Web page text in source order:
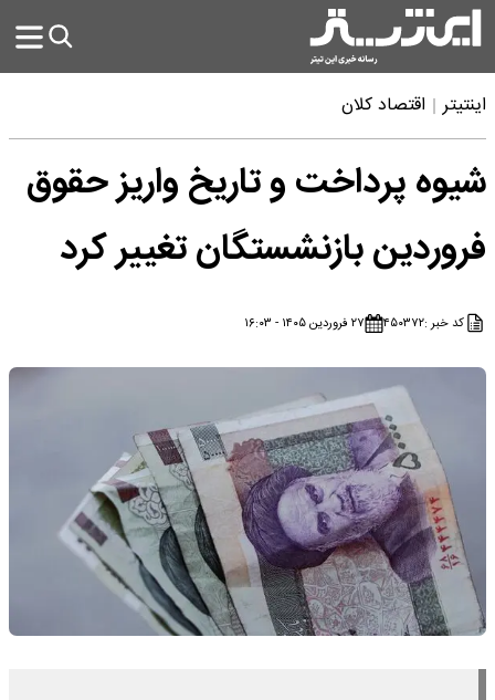
اینتیتر اقتصاد کلان
شیوه پرداخت و تاریخ واریز حقوق
فروردین بازنشستگان تغییر کرد
کد خبر :۴۵۰۳۷۲ ۲۷ فروردین ۱۴۰۵ - ۱۶:۰۳